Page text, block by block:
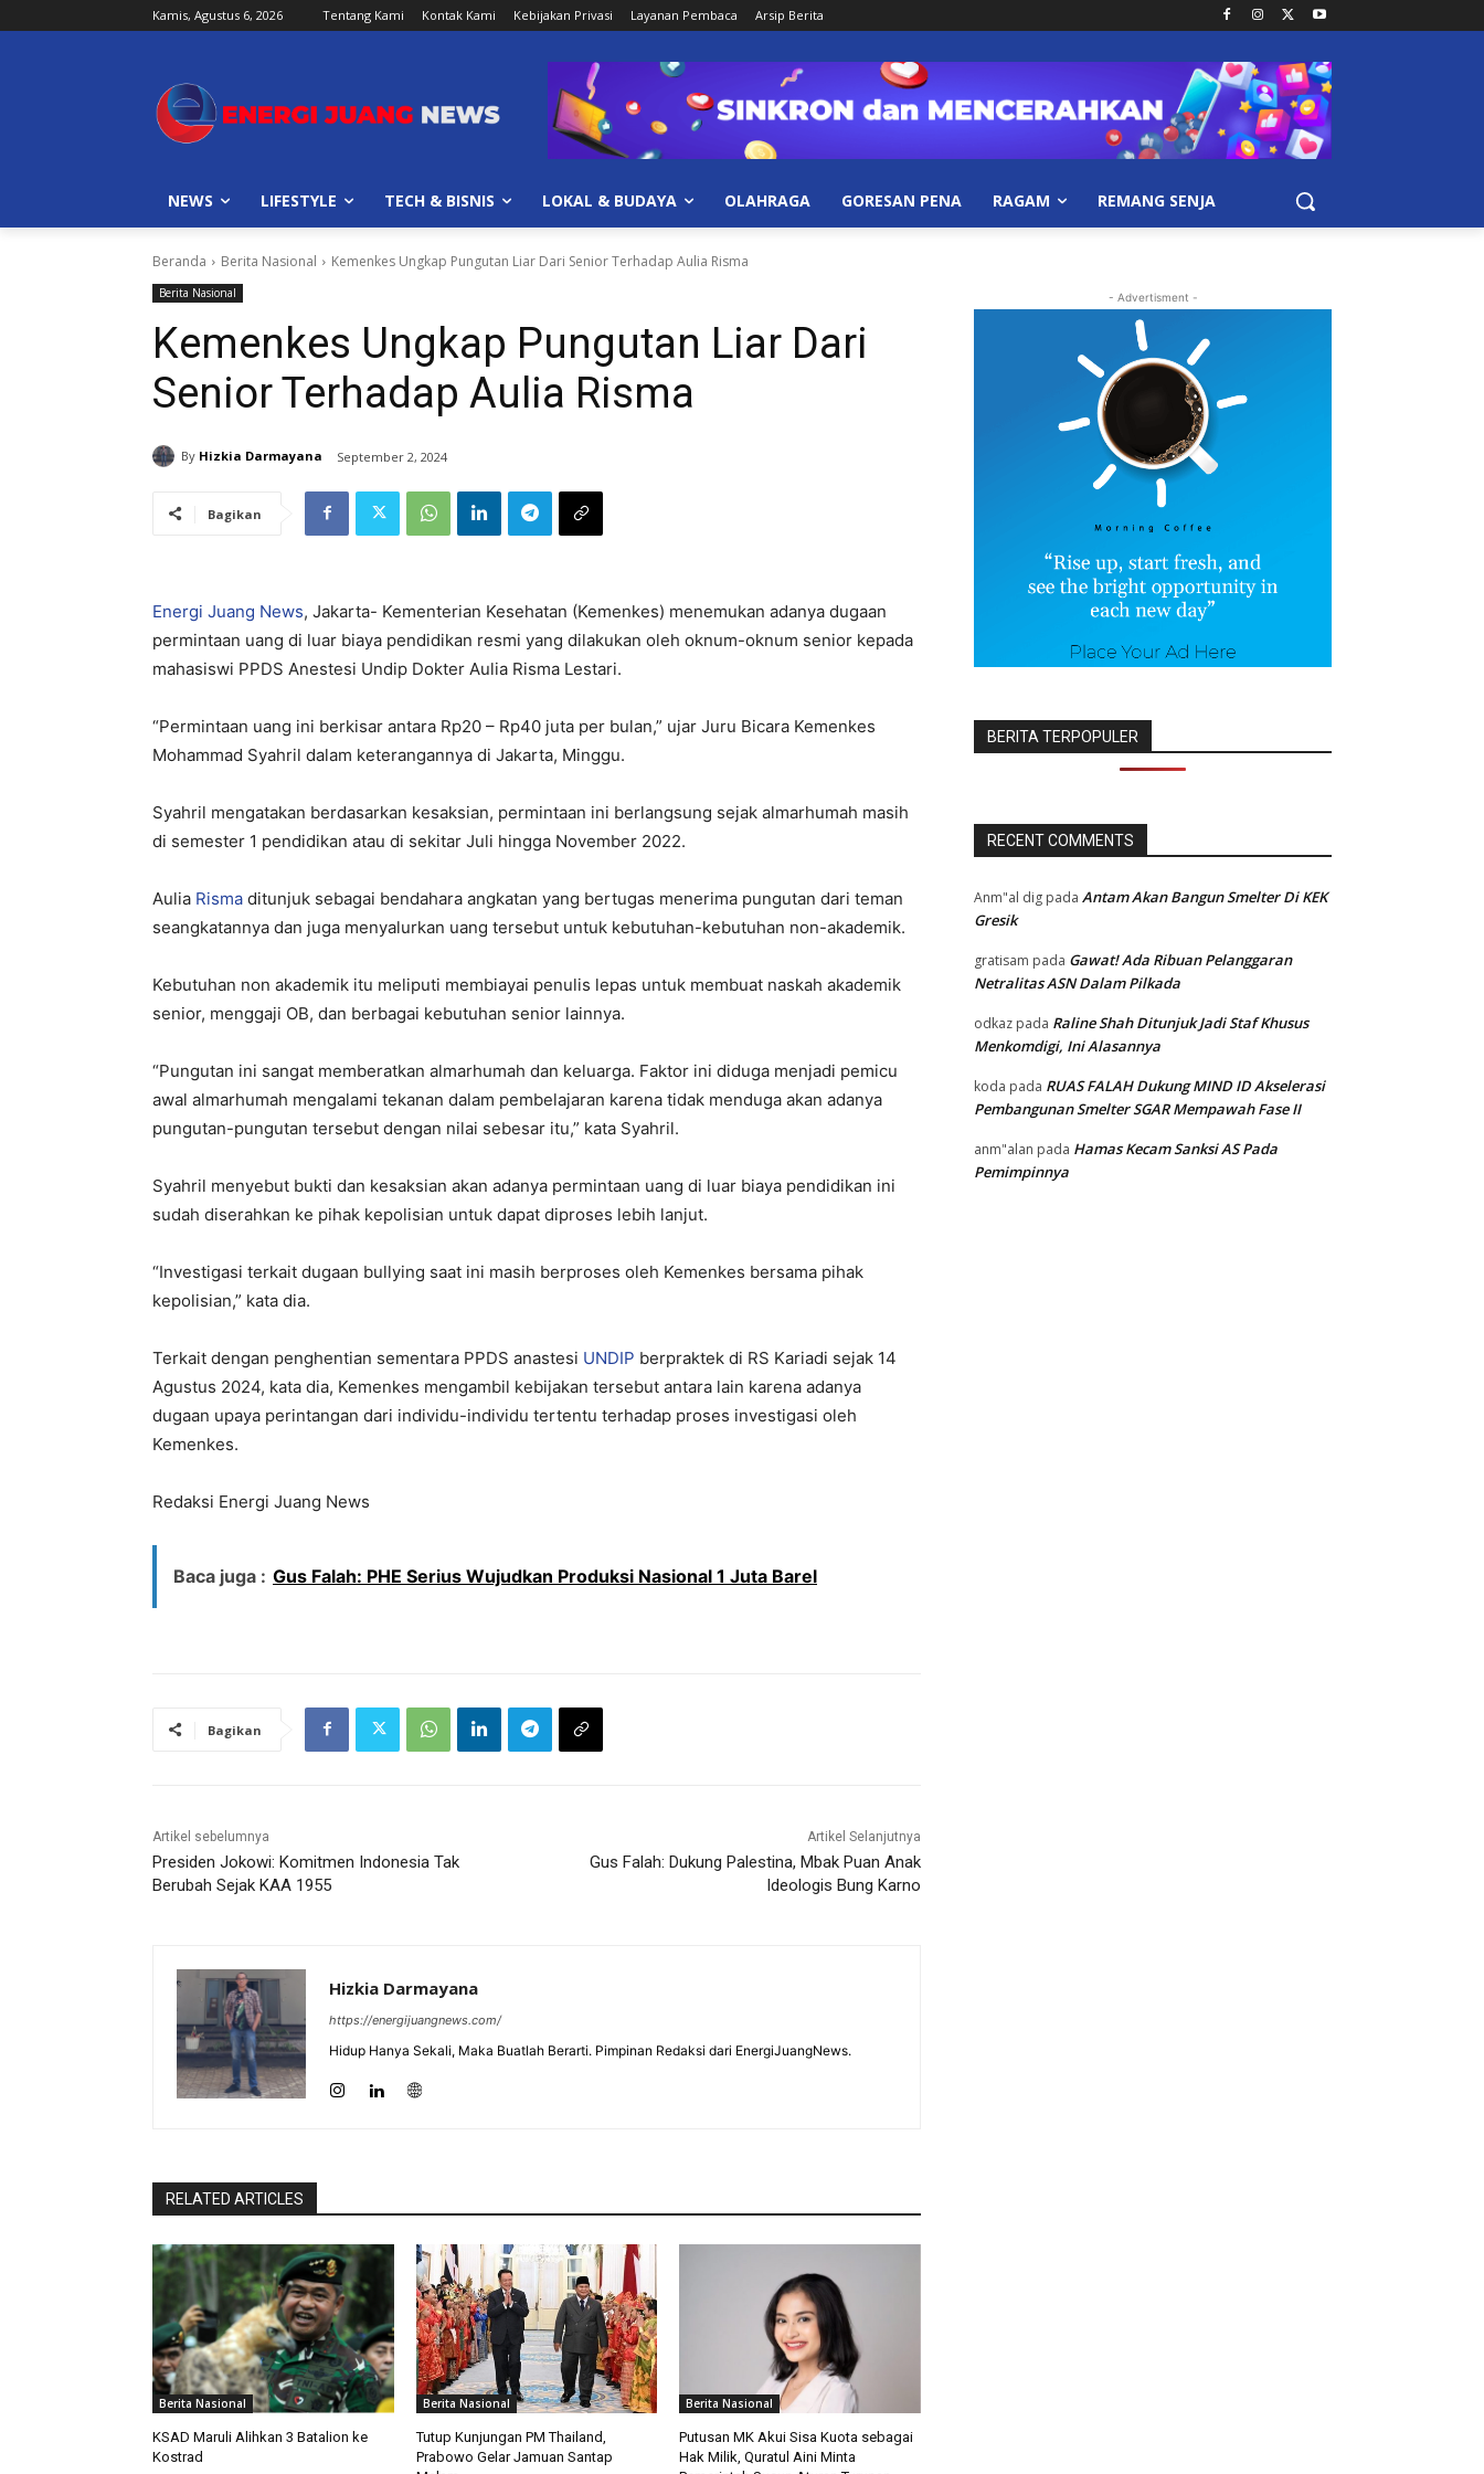
Kamis, Agustus 6, 2026 Tentang Kami Kontak Kami Kebijakan Privasi Layanan Pembaca Arsip Berita
NEWS LIFESTYLE TECH & BISNIS LOKAL & BUDAYA OLAHRAGA GORESAN PENA RAGAM REMANG SENJA
Beranda Berita Nasional Kemenkes Ungkap Pungutan Liar Dari Senior Terhadap Aulia Risma
Berita Nasional
Kemenkes Ungkap Pungutan Liar Dari
Senior Terhadap Aulia Risma
By Hizkia Darmayana September 2, 2024
Bagikan
Energi Juang News, Jakarta- Kementerian Kesehatan (Kemenkes) menemukan adanya dugaan
permintaan uang di luar biaya pendidikan resmi yang dilakukan oleh oknum-oknum senior kepada
mahasiswi PPDS Anestesi Undip Dokter Aulia Risma Lestari.
“Permintaan uang ini berkisar antara Rp20 – Rp40 juta per bulan,” ujar Juru Bicara Kemenkes
Mohammad Syahril dalam keterangannya di Jakarta, Minggu.
Syahril mengatakan berdasarkan kesaksian, permintaan ini berlangsung sejak almarhumah masih
di semester 1 pendidikan atau di sekitar Juli hingga November 2022.
Aulia Risma ditunjuk sebagai bendahara angkatan yang bertugas menerima pungutan dari teman
seangkatannya dan juga menyalurkan uang tersebut untuk kebutuhan-kebutuhan non-akademik.
Kebutuhan non akademik itu meliputi membiayai penulis lepas untuk membuat naskah akademik
senior, menggaji OB, dan berbagai kebutuhan senior lainnya.
“Pungutan ini sangat memberatkan almarhumah dan keluarga. Faktor ini diduga menjadi pemicu
awal almarhumah mengalami tekanan dalam pembelajaran karena tidak menduga akan adanya
pungutan-pungutan tersebut dengan nilai sebesar itu,” kata Syahril.
Syahril menyebut bukti dan kesaksian akan adanya permintaan uang di luar biaya pendidikan ini
sudah diserahkan ke pihak kepolisian untuk dapat diproses lebih lanjut.
“Investigasi terkait dugaan bullying saat ini masih berproses oleh Kemenkes bersama pihak
kepolisian,” kata dia.
Terkait dengan penghentian sementara PPDS anastesi UNDIP berpraktek di RS Kariadi sejak 14
Agustus 2024, kata dia, Kemenkes mengambil kebijakan tersebut antara lain karena adanya
dugaan upaya perintangan dari individu-individu tertentu terhadap proses investigasi oleh
Kemenkes.
Redaksi Energi Juang News
Baca juga : Gus Falah: PHE Serius Wujudkan Produksi Nasional 1 Juta Barel
Bagikan
Artikel sebelumnya
Presiden Jokowi: Komitmen Indonesia Tak
Berubah Sejak KAA 1955
Artikel Selanjutnya
Gus Falah: Dukung Palestina, Mbak Puan Anak
Ideologis Bung Karno
Hizkia Darmayana
https://energijuangnews.com/
Hidup Hanya Sekali, Maka Buatlah Berarti. Pimpinan Redaksi dari EnergiJuangNews.
RELATED ARTICLES
Berita Nasional
KSAD Maruli Alihkan 3 Batalion ke
Kostrad
Berita Nasional
Tutup Kunjungan PM Thailand,
Prabowo Gelar Jamuan Santap
Berita Nasional
Putusan MK Akui Sisa Kuota sebagai
Hak Milik, Quratul Aini Minta
- Advertisment -
BERITA TERPOPULER
RECENT COMMENTS
Anm"al dig pada Antam Akan Bangun Smelter Di KEK
Gresik
gratisam pada Gawat! Ada Ribuan Pelanggaran
Netralitas ASN Dalam Pilkada
odkaz pada Raline Shah Ditunjuk Jadi Staf Khusus
Menkomdigi, Ini Alasannya
koda pada RUAS FALAH Dukung MIND ID Akselerasi
Pembangunan Smelter SGAR Mempawah Fase II
anm"alan pada Hamas Kecam Sanksi AS Pada
Pemimpinnya